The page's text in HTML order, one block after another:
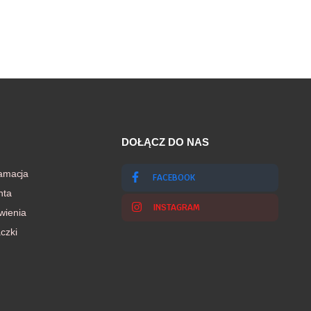
DOŁĄCZ DO NAS
FACEBOOK
INSTAGRAM